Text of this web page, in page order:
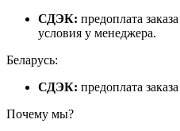
СДЭК: предоплата
условия у менеджера.
Беларусь:
СДЭК: предоплата
Почему мы?